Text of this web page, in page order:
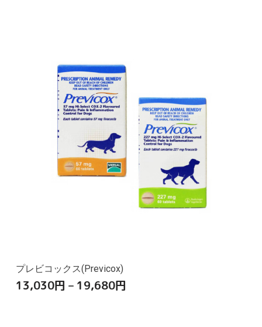
プレビコックス(Previcox)
13,030円 – 19,680円